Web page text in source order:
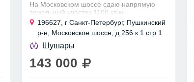
На Московском шоссе сдаю напрямую
земельный участок 1100 кв.м.
промназначения.
Подойдет под под строительство
временных некапитальных сооружений,
ангаров, складов...
196627, г Санкт-Петербург, Пушкинский
р-н, Московское шоссе, д 256 к 1 стр 1
Шушары
143 000